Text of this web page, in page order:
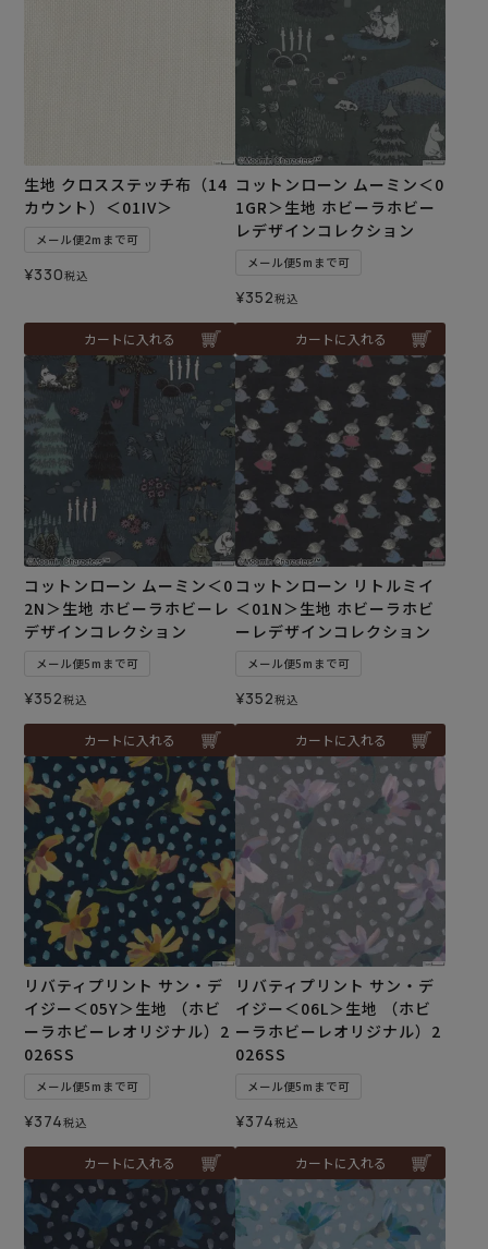
生地 クロスステッチ布（14
カウント）＜01IV＞
メール便2mまで可
¥330税込
カートに入れる
コットンローン ムーミン＜0
1GR＞生地 ホビーラホビー
レデザインコレクション
メール便5mまで可
¥352税込
カートに入れる
コットンローン ムーミン＜0
2N＞生地 ホビーラホビーレ
デザインコレクション
メール便5mまで可
¥352税込
カートに入れる
コットンローン リトルミイ
＜01N＞生地 ホビーラホビ
ーレデザインコレクション
メール便5mまで可
¥352税込
カートに入れる
リバティプリント サン・デ
イジー＜05Y＞生地 （ホビ
ーラホビーレオリジナル）2
026SS
メール便5mまで可
¥374税込
カートに入れる
リバティプリント サン・デ
イジー＜06L＞生地 （ホビ
ーラホビーレオリジナル）2
026SS
メール便5mまで可
¥374税込
カートに入れる